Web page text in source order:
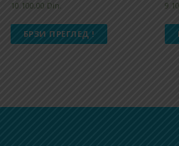
10.100,00 Din.
БРЗИ ПРЕГЛЕД !